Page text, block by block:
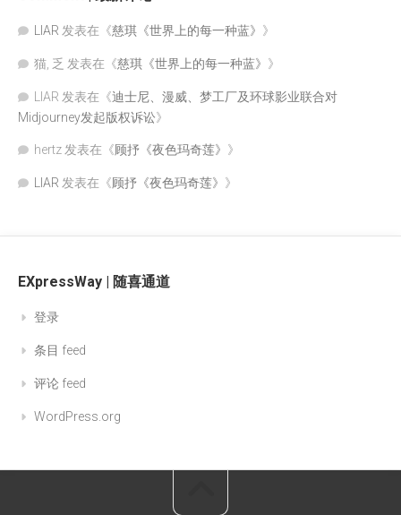
LIAR 发表在《慈琪《世界上的每一种蓝》 》
猫, 乏 发表在《慈琪《世界上的每一种蓝》 》
LIAR 发表在《迪士尼、漫威、梦工厂及环球影业联合对
Midjourney发起版权诉讼》
hertz发表在《顾抒《夜色玛奇莲》 》
LIAR 发表在《顾抒《夜色玛奇莲》 》
EXpressWay | 随喜通道
登录
条目 feed
评论 feed
WordPress.org